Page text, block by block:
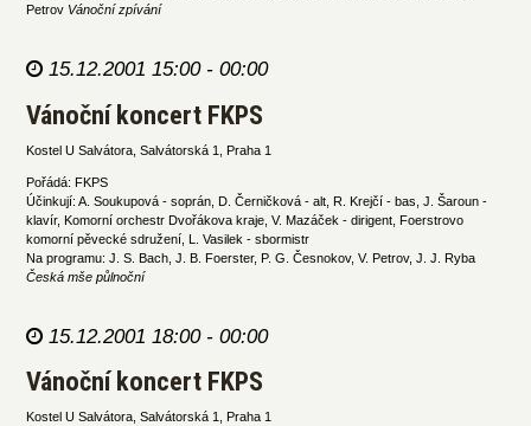
Petrov Vánoční zpívání
15.12.2001 15:00 - 00:00
Vánoční koncert FKPS
Kostel U Salvátora, Salvátorská 1, Praha 1
Pořádá: FKPS
Účinkují: A. Soukupová - soprán, D. Černičková - alt, R. Krejčí - bas, J. Šaroun -
klavír, Komorní orchestr Dvořákova kraje, V. Mazáček - dirigent, Foerstrovo
komorní pěvecké sdružení, L. Vasilek - sbormistr
Na programu: J. S. Bach, J. B. Foerster, P. G. Česnokov, V. Petrov, J. J. Ryba
Česká mše půlnoční
15.12.2001 18:00 - 00:00
Vánoční koncert FKPS
Kostel U Salvátora, Salvátorská 1, Praha 1